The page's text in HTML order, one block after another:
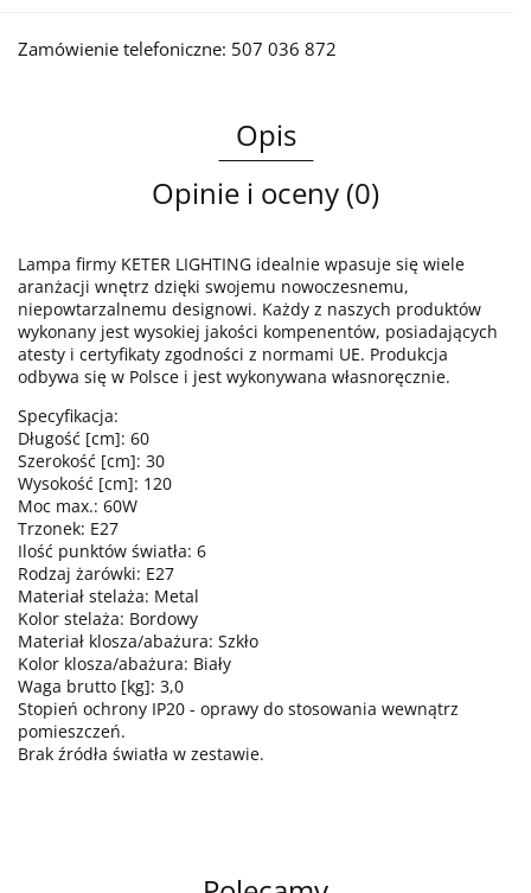
Zamówienie telefoniczne: 507 036 872
Opis
Opinie i oceny (0)
Lampa firmy KETER LIGHTING idealnie wpasuje się wiele
aranżacji wnętrz dzięki swojemu nowoczesnemu,
niepowtarzalnemu designowi. Każdy z naszych produktów
wykonany jest wysokiej jakości kompenentów, posiadających
atesty i certyfikaty zgodności z normami UE. Produkcja
odbywa się w Polsce i jest wykonywana własnoręcznie.
Specyfikacja:
Długość [cm]: 60
Szerokość [cm]: 30
Wysokość [cm]: 120
Moc max.: 60W
Trzonek: E27
Ilość punktów światła: 6
Rodzaj żarówki: E27
Materiał stelaża: Metal
Kolor stelaża: Bordowy
Materiał klosza/abażura: Szkło
Kolor klosza/abażura: Biały
Waga brutto [kg]: 3,0
Stopień ochrony IP20 - oprawy do stosowania wewnątrz
pomieszczeń.
Brak źródła światła w zestawie.